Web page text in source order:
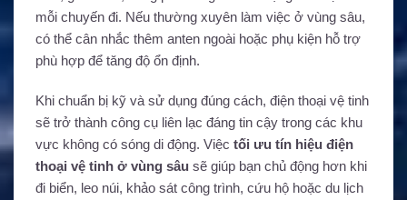
mỗi chuyến đi. Nếu thường xuyên làm việc ở vùng sâu,
có thể cân nhắc thêm anten ngoài hoặc phụ kiện hỗ trợ
phù hợp để tăng độ ổn định.
Khi chuẩn bị kỹ và sử dụng đúng cách, điện thoại vệ tinh
sẽ trở thành công cụ liên lạc đáng tin cậy trong các khu
vực không có sóng di động. Việc tối ưu tín hiệu điện
thoại vệ tinh ở vùng sâu sẽ giúp bạn chủ động hơn khi
đi biển, leo núi, khảo sát công trình, cứu hộ hoặc du lịch